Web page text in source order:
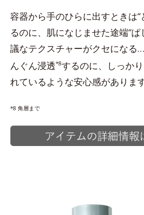
容器から手のひらに出すときは“
るのに、肌になじませた途端“ぱ
議なテクスチャーがクセになる
んぐん浸透*8するのに、しっか
れているような安心感があります
*8 角層まで